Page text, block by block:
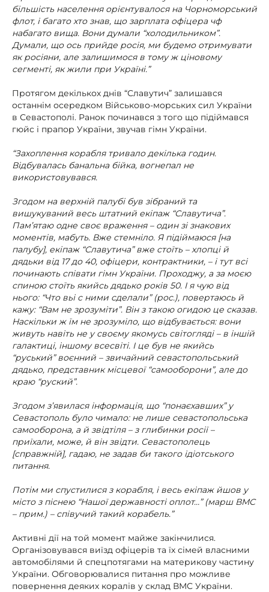
більшість населення орієнтувалося на Чорноморський
флот, і багато хто знав, що зарплата офіцера чф
набагато вища. Вони думали “холодильником”.
Думали, що ось прийде росія, ми будемо отримувати
як росіяни, але залишимося в тому ж ціновому
сегменті, як жили при Україні.”
Протягом декількох днів “Славутич” залишався
останнім осередком Військово-морських сил України
в Севастополі. Ранок починався з того що підіймався
гюйс і прапор України, звучав гімн України.
“Захоплення корабля тривало декілька годин.
Відбувалась банальна бійка, вогнепал не
використовувався.
Згодом на верхній палубі був зібраний та
вишукуваний весь штатний екіпаж “Славутича”.
Пам’ятаю одне своє враження – один зі знакових
моментів, мабуть. Вже стемніло. Я підіймаюся [на
палубу], екіпаж “Славутича” вже стоїть – хлопці й
дядьки від 17 до 40, офіцери, контрактники, – і тут всі
починають співати гімн України. Проходжу, а за моєю
спиною стоїть якийсь дядько років 50. І я чую від
нього: “Что вьі с ними сделали” (рос.), повертаюсь й
кажу: “Вам не зрозуміти”. Він з такою огидою це сказав.
Наскільки ж їм не зрозуміло, що відбувається: вони
живуть навіть не у своєму якомусь світогляді – в іншій
галактиці, іншому всесвіті. І це був не якийсь
“руський” воєнний – звичайний севастопольський
дядько, представник місцевої “самооборони”, але до
краю “руский”.
Згодом з’явилася інформація, що “понаєхавших” у
Севастополь було чимало: не лише севастопольська
самооборона, а й звідтіля – з глибинки росії –
приїхали, може, й він звідти. Севастополець
[справжній], гадаю, не задав би такого ідіотського
питання.
Потім ми спустилися з корабля, і весь екіпаж йшов у
місто з піснею “Нашої державності оплот…” (марш ВМС
– прим.) – співучий такий корабель.”
Активні дії на той момент майже закінчилися.
Організовувався виїзд офіцерів та їх сімей власними
автомобілями й спецпотягами на материкову частину
України. Обговорювалися питання про можливе
повернення деяких коралів у склад ВМС України.